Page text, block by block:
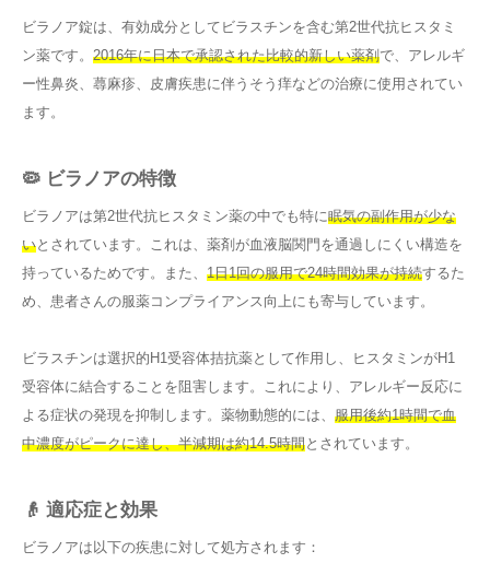
ビラノア錠は、有効成分としてビラスチンを含む第2世代抗ヒスタミ
ン薬です。 2016年に日本で承認された比較的新しい薬剤で、アレルギ
ー性鼻炎、蕁麻疹、皮膚疾患に伴うそう痒などの治療に使用されてい
ます。
🦠 ビラノアの特徴
ビラノアは第2世代抗ヒスタミン薬の中でも特に眠気の副作用が少な
いとされています。これは、薬剤が血液脳関門を通過しにくい構造を
持っているためです。また、 1日1回の服用で24時間効果が持続するた
め、患者さんの服薬コンプライアンス向上にも寄与しています。
ビラスチンは選択的H1受容体拮抗薬として作用し、ヒスタミンがH1
受容体に結合することを阻害します。これにより、アレルギー反応に
よる症状の発現を抑制します。薬物動態的には、 服用後約1時間で血
中濃度がピークに達し、半減期は約14.5時間とされています。
👴 適応症と効果
ビラノアは以下の疾患に対して処方されます：